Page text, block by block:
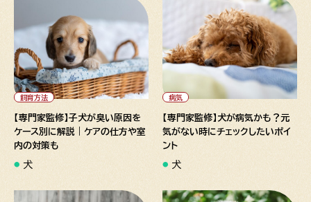
" alt="【専門家監修】子犬が臭
い原因をケース別に解説｜ケア
の仕方や室内の対策も">
飼育方法
【専門家監修】子犬が臭い原因を
ケース別に解説｜ケアの仕方や室
内の対策も
犬
" alt="【専門家監修】犬が病気
かも？元気がない時にチェック
したいポイント">
病気
【専門家監修】犬が病気かも？元
気がない時にチェックしたいポイ
ント
犬